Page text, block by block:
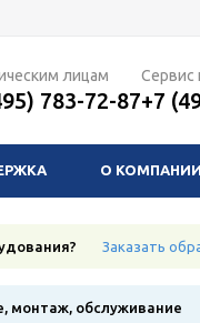
лицам
783-72-87
Сервис
+7
О КОМПАНИИ
Заказать
монтаж, обслуживание